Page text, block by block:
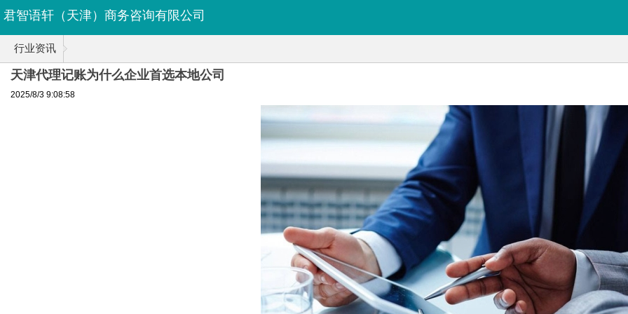
君智语轩（天津）商务咨询有限公司
行业资讯
天津代理记账为什么企业首选本地公司
2025/8/3 9:08:58